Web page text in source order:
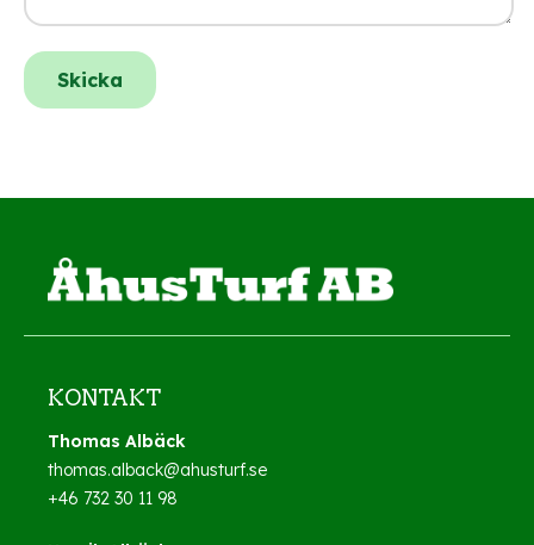
KONTAKT
Thomas Albäck
thomas.alback@ahusturf.se
+46 732 30 11 98